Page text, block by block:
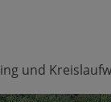
und